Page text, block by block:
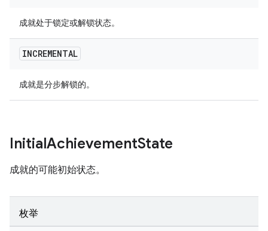
成就处于锁定或解锁状态。
INCREMENTAL
成就是分步解锁的。
InitialAchievementState
成就的可能初始状态。
枚举